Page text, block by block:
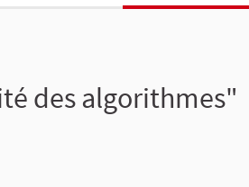
des algorithmes"